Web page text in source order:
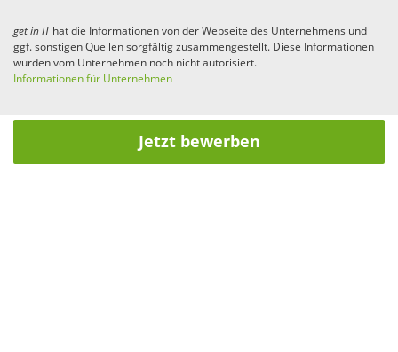
get in IThat die Informationen von der Webseite des Unternehmens und
ggf. sonstigen Quellen sorgfältig zusammengestellt. Diese Informationen
wurden vom Unternehmen noch nicht autorisiert.
Informationen für Unternehmen
Jetzt bewerben